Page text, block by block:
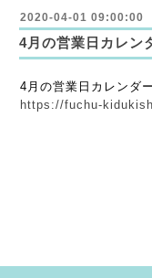
2020-04-01 09:00:00
4月の営業日カレン
4月の営業日カレンダ
https://fuchu-